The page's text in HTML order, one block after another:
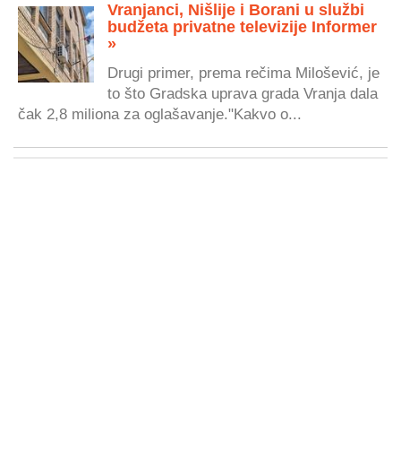
Vranjanci, Nišlije i Borani u službi
budžeta privatne televizije Informer
»
Drugi primer, prema rečima Milošević, je
to što Gradska uprava grada Vranja dala
čak 2,8 miliona za oglašavanje."Kakvo o...